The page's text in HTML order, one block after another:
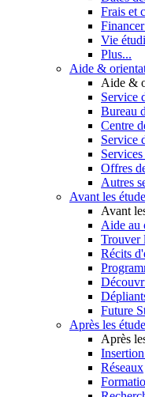
Frais et
Vie
Plus...
Aide &
Aide &
Service
Bureau
Centre
Service
Offres
Autres
Avant les
Avant
Aide au
Trouver
Récits
Future
Après les
Après
Réseaux